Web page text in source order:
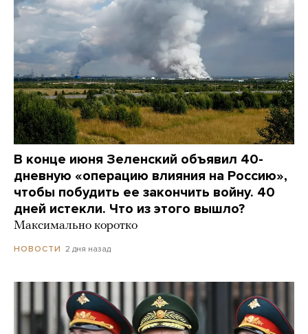
В конце июня Зеленский объявил 40-
дневную «операцию влияния на Россию»,
чтобы побудить ее закончить войну. 40
дней истекли. Что из этого вышло?
Максимально коротко
НОВОСТИ 2 дня назад